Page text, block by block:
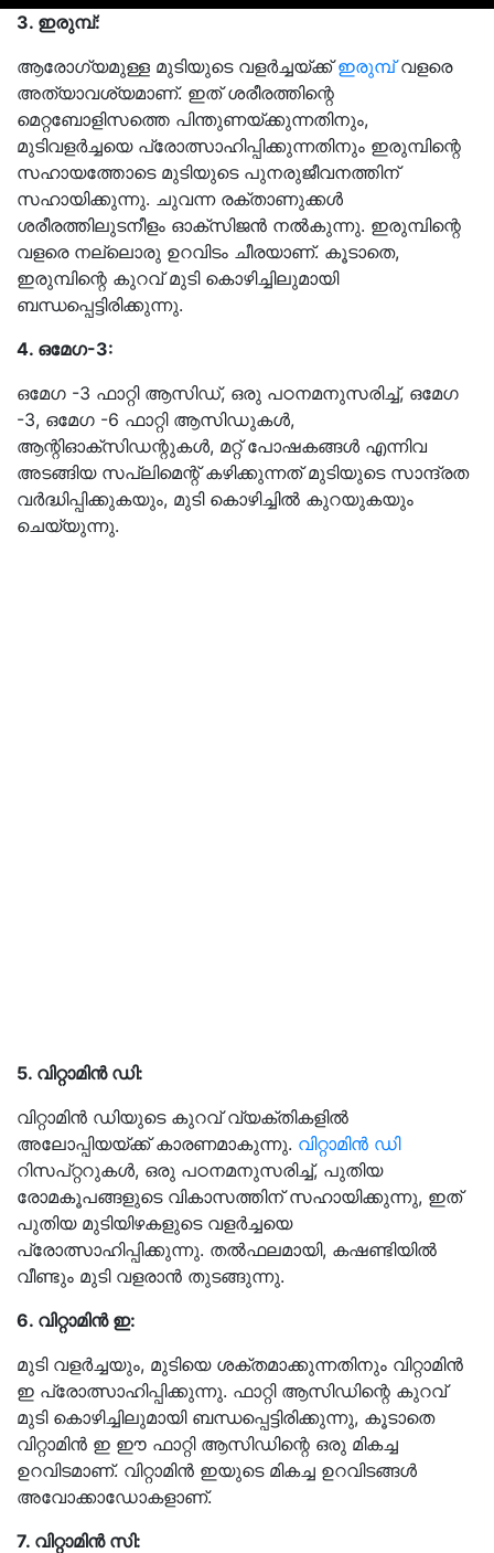
3. ഇരുമ്പ്:
ആരോഗ്യമുള്ള മുടിയുടെ വളർച്ചയ്ക്ക്ഇരുമ്പ്വളരെ
അത്യാവശ്യമാണ്. ഇത് ശരീരത്തിന്റെ
മെറ്റബോളിസത്തെ പിന്തുണയ്ക്കുന്നതിനും,
മുടിവളർച്ചയെ പ്രോത്സാഹിപ്പിക്കുന്നതിനും ഇരുമ്പിന്റെ
സഹായത്തോടെ മുടിയുടെ പുനരുജീവനത്തിന്
സഹായിക്കുന്നു. ചുവന്ന രക്താണുക്കൾ
ശരീരത്തിലുടനീളം ഓക്സിജൻ നൽകുന്നു. ഇരുമ്പിന്റെ
വളരെ നല്ലൊരു ഉറവിടം ചീരയാണ്. കൂടാതെ,
ഇരുമ്പിന്റെ കുറവ് മുടി കൊഴിച്ചിലുമായി
ബന്ധപ്പെട്ടിരിക്കുന്നു.
4. ഒമേഗ-3:
ഒമേഗ -3 ഫാറ്റി ആസിഡ്, ഒരു പഠനമനുസരിച്ച്, ഒമേഗ
-3, ഒമേഗ -6 ഫാറ്റി ആസിഡുകൾ,
ആന്റിഓക്‌സിഡന്റുകൾ, മറ്റ് പോഷകങ്ങൾ എന്നിവ
അടങ്ങിയ സപ്ലിമെന്റ് കഴിക്കുന്നത് മുടിയുടെ സാന്ദ്രത
വർദ്ധിപ്പിക്കുകയും, മുടി കൊഴിച്ചിൽ കുറയുകയും
ചെയ്യുന്നു.
5. വിറ്റാമിൻ ഡി:
വിറ്റാമിൻ ഡിയുടെ കുറവ് വ്യക്തികളിൽ
അലോപ്പിയയ്ക്ക് കാരണമാകുന്നു. വിറ്റാമിൻ ഡി
റിസപ്റ്ററുകൾ, ഒരു പഠനമനുസരിച്ച്, പുതിയ
രോമകൂപങ്ങളുടെ വികാസത്തിന് സഹായിക്കുന്നു, ഇത്
പുതിയ മുടിയിഴകളുടെ വളർച്ചയെ
പ്രോത്സാഹിപ്പിക്കുന്നു. തൽഫലമായി, കഷണ്ടിയിൽ
വീണ്ടും മുടി വളരാൻ തുടങ്ങുന്നു.
6. വിറ്റാമിൻ ഇ:
മുടി വളർച്ചയും, മുടിയെ ശക്തമാക്കുന്നതിനും വിറ്റാമിൻ
ഇ പ്രോത്സാഹിപ്പിക്കുന്നു. ഫാറ്റി ആസിഡിന്റെ കുറവ്
മുടി കൊഴിച്ചിലുമായി ബന്ധപ്പെട്ടിരിക്കുന്നു, കൂടാതെ
വിറ്റാമിൻ ഇ ഈ ഫാറ്റി ആസിഡിന്റെ ഒരു മികച്ച
ഉറവിടമാണ്. വിറ്റാമിൻ ഇയുടെ മികച്ച ഉറവിടങ്ങൾ
അവോക്കാഡോകളാണ്.
7. വിറ്റാമിൻ സി: